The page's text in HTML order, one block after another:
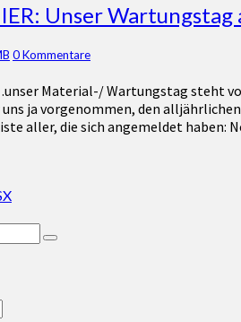
Unser
Kommentare
0 Kommentare
Material-/ Wartungstag steht
ja vorgenommen, den
aller, die sich angemeldet
Suchen